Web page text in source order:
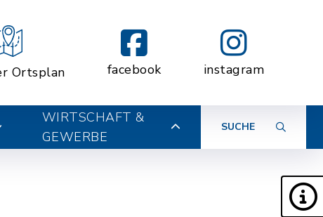
Ortsplan facebook instagram
WIRTSCHAFT &
GEWERBE
SUCHE